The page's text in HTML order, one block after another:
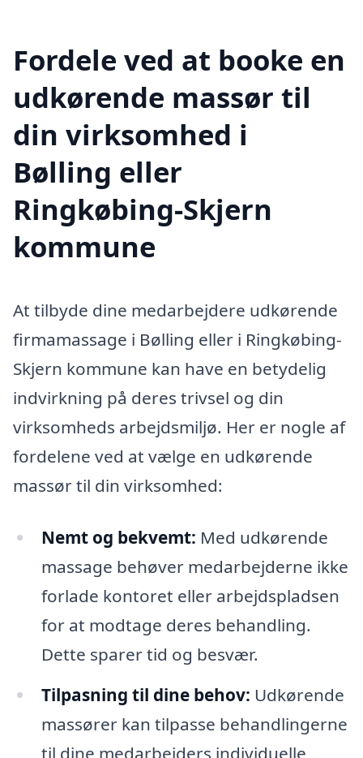
Fordele ved at booke en
udkørende massør til
din virksomhed i
Bølling eller
Ringkøbing-Skjern
kommune
At tilbyde dine medarbejdere udkørende
firmamassage i Bølling eller i Ringkøbing-
Skjern kommune kan have en betydelig
indvirkning på deres trivsel og din
virksomheds arbejdsmiljø. Her er nogle af
fordelene ved at vælge en udkørende
massør til din virksomhed:
Nemt og bekvemt: Med udkørende
massage behøver medarbejderne ikke
forlade kontoret eller arbejdspladsen
for at modtage deres behandling.
Dette sparer tid og besvær.
Tilpasning til dine behov: Udkørende
massører kan tilpasse behandlingerne
til dine medarbejders individuelle